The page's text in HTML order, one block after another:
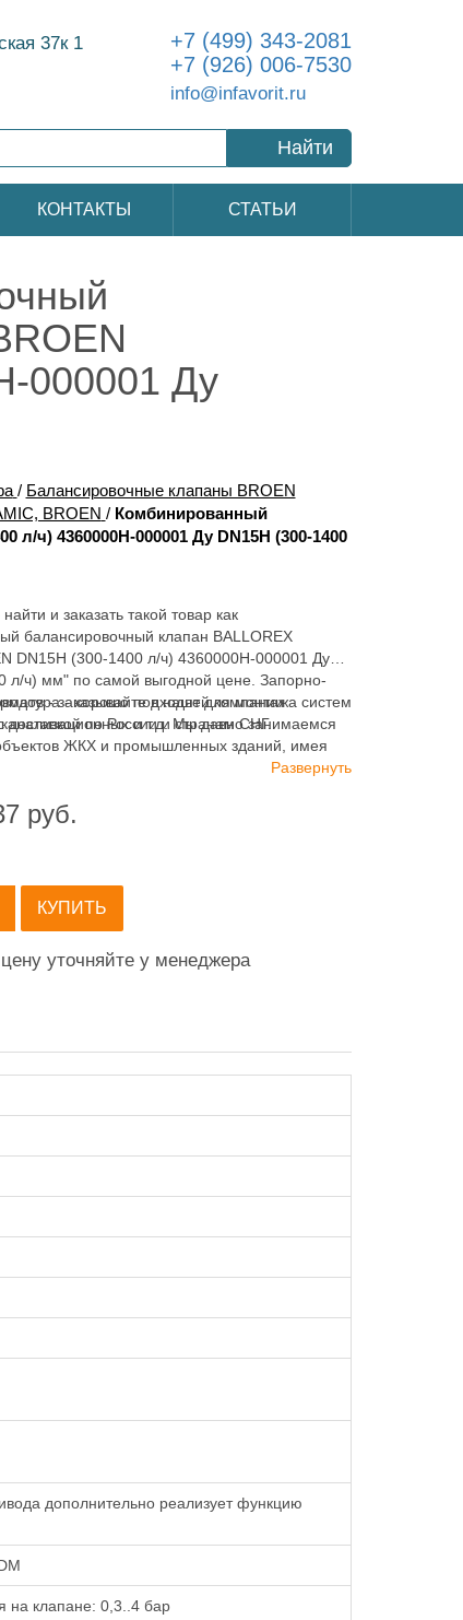
37к 1
+7 (499) 343-2081
+7 (926) 006-7530
info@infavorit.ru
Найти
КОНТАКТЫ СТАТЬИ
000001 Ду
/ Балансировочные клапаны BROEN
BROEN / Комбинированный
л/ч) 4360000H-000001 Ду DN15H (300-1400
и заказать такой товар как
балансировочный клапан BALLOREX
DN15H (300-1400 л/ч) 4360000H-000001 Ду
л/ч) мм" по самой выгодной цене. Запорно-
- хорошо подходят для монтажа систем
и т.д. Мы давно занимаемся
ЖКХ и промышленных зданий, имея
продукции для систем: отопления,
- заказывайте в нашей компании
по России и странам СНГ.
Развернуть
руб.
КУПИТЬ
уточняйте у менеджера
дополнительно реализует функцию
на клапане: 0,3..4 бар